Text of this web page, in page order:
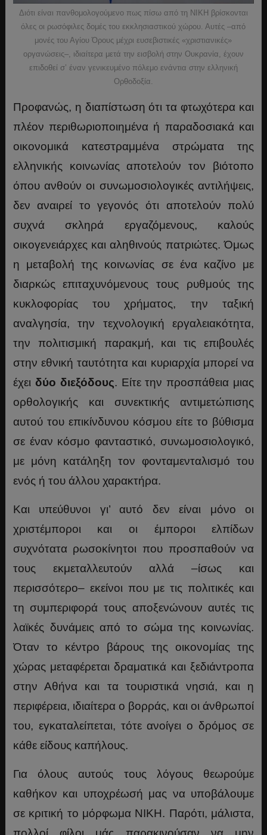
Διότι είναι πανθομολογούμενο πως πίσω από τη ΝΙΚΗ βρίσκονται
όλες οι ρωσόφιλες δομές του εκκλησιαστικού χώρου. Αυτές –από
μονές του Αγίου Όρους μέχρι ευσεβιστικές «χριστιανικές»
οργανώσεις–, ιδιαίτερα μετά την εισβολή στην Ουκρανία, έχουν
επιδοθεί σ’ έναν γενικευμένο πόλεμο ενάντια στην ελληνική
Ορθοδοξία.
Προφανώς, η διαπίστωση ότι τα φτωχότερα και
πλέον περιθωριοποιημένα ή παραδοσιακά και
οικονομικά κατεστραμμένα στρώματα της
ελληνικής κοινωνίας αποτελούν τον βιότοπο
όπου ανθούν οι συνωμοσιολογικές αντιλήψεις,
δεν αναιρεί το γεγονός ότι αποτελούν πολύ
συχνά σκληρά εργαζόμενους, καλούς
οικογενειάρχες και αληθινούς πατριώτες. Όμως
η μεταβολή της κοινωνίας σε ένα καζίνο με
διαρκώς επιταχυνόμενους τους ρυθμούς της
κυκλοφορίας του χρήματος, την ταξική
αναλγησία, την τεχνολογική εργαλειακότητα,
την πολιτισμική παρακμή, και τις επιβουλές
στην εθνική ταυτότητα και κυριαρχία μπορεί να
έχει δύο διεξόδους. Είτε την προσπάθεια μιας
ορθολογικής και συνεκτικής αντιμετώπισης
αυτού του επικίνδυνου κόσμου είτε το βύθισμα
σε έναν κόσμο φανταστικό, συνωμοσιολογικό,
με μόνη κατάληξη τον φονταμενταλισμό του
ενός ή του άλλου χαρακτήρα.
Και υπεύθυνοι γι’ αυτό δεν είναι μόνο οι
χριστέμποροι και οι έμποροι ελπίδων
συχνότατα ρωσοκίνητοι που προσπαθούν να
τους εκμεταλλευτούν αλλά –ίσως και
περισσότερο– εκείνοι που με τις πολιτικές και
τη συμπεριφορά τους αποξενώνουν αυτές τις
λαϊκές δυνάμεις από το σώμα της κοινωνίας.
Όταν το κέντρο βάρους της οικονομίας της
χώρας μεταφέρεται δραματικά και ξεδιάντροπα
στην Αθήνα και τα τουριστικά νησιά, και η
περιφέρεια, ιδιαίτερα ο βορράς, και οι άνθρωποί
του, εγκαταλείπεται, τότε ανοίγει ο δρόμος σε
κάθε είδους καπήλους.
Για όλους αυτούς τους λόγους θεωρούμε
καθήκον και υποχρέωσή μας να υποβάλουμε
σε κριτική το μόρφωμα ΝΙΚΗ. Παρότι, μάλιστα,